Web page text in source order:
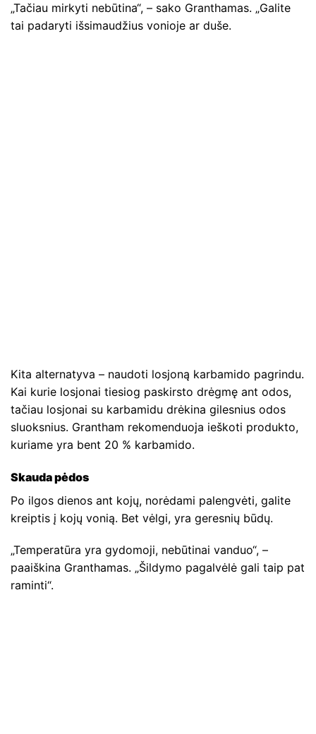
„Tačiau mirkyti nebūtina“, – sako Granthamas. „Galite
tai padaryti išsimaudžius vonioje ar duše.
Kita alternatyva – naudoti losjoną karbamido pagrindu.
Kai kurie losjonai tiesiog paskirsto drėgmę ant odos,
tačiau losjonai su karbamidu drėkina gilesnius odos
sluoksnius. Grantham rekomenduoja ieškoti produkto,
kuriame yra bent 20 % karbamido.
Skauda pėdos
Po ilgos dienos ant kojų, norėdami palengvėti, galite
kreiptis į kojų vonią. Bet vėlgi, yra geresnių būdų.
„Temperatūra yra gydomoji, nebūtinai vanduo“, –
paaiškina Granthamas. „Šildymo pagalvėlė gali taip pat
raminti“.